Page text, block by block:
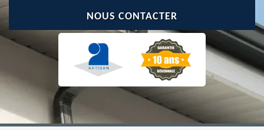
NOUS CONTACTER